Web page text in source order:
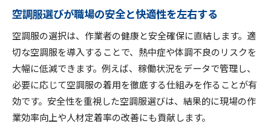
空調服選びが職場の安全と快適性を左右する
空調服の選択は、作業者の健康と安全確保に直結します。適
切な空調服を導入することで、熱中症や体調不良のリスクを
大幅に低減できます。例えば、稼働状況をデータで管理し、
必要に応じて空調服の着用を徹底する仕組みを作ることが有
効です。安全性を重視した空調服選びは、結果的に現場の作
業効率向上や人材定着率の改善にも貢献します。